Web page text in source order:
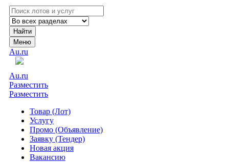
Найти
Меню
Au.ru
Au.ru
Разместить
Разместить
Товар (Лот)
Услугу
Промо (Объявление)
Заявку (Тендер)
Новая акция
Вакансию